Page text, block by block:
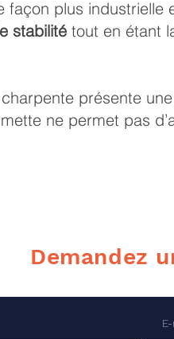
façon plus
stabilité tout en étant
présente
ne permet pas
Demandez